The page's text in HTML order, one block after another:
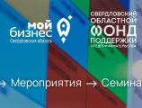
Мероприятия →